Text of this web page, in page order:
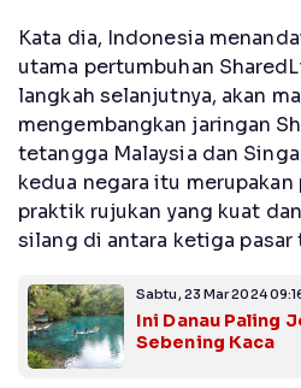
Kata dia, Indonesia
utama pertumbuhan
langkah selanjutnya, akan
mengembangkan jaringan
tetangga Malaysia dan
kedua negara itu merupakan
praktik rujukan yang kuat
silang di antara ketiga pasar
Sabtu, 23 Mar 2024
Ini Danau Paling
Sebening Kaca